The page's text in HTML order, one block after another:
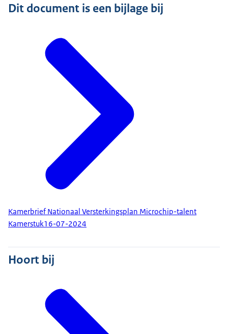
Dit document is een bijlage bij
Kamerbrief Nationaal Versterkingsplan Microchip-talent
Kamerstuk16-07-2024
Hoort bij